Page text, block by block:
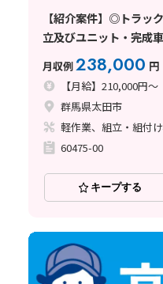
【紹介案件】◎トラッ
立及びユニット・完成
月収例238,000 円
【月給】210,000円～
群馬県太田市
軽作業、組立・組付
60475-00
キープする